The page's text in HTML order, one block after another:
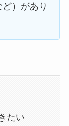
）があり
たい